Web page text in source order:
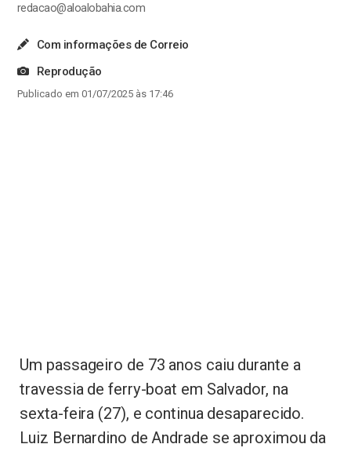
redacao@aloalobahia.com
Com informações de Correio
Reprodução
Publicado em 01/07/2025 às 17:46
Um passageiro de 73 anos caiu durante a
travessia de ferry-boat em Salvador, na
sexta-feira (27), e continua desaparecido.
Luiz Bernardino de Andrade se aproximou da